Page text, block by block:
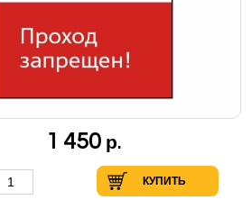
1 450 р.
КУПИТЬ